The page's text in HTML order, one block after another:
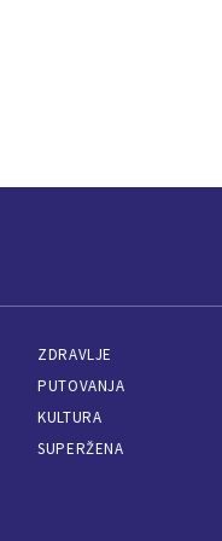
ZDRAVLJE
PUTOVANJA
KULTURA
SUPERŽENA